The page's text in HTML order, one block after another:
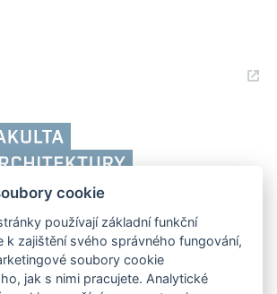
učení
Brně,
Fakulta
architektury
VUT V BRNĚ
Brno
www.fa.vutbr.cz
info@fa.vutbr.cz
cookie
používají základní funkční
k zajištění svého správného fungování,
soubory cookie
jak s nimi pracujete. Analytické